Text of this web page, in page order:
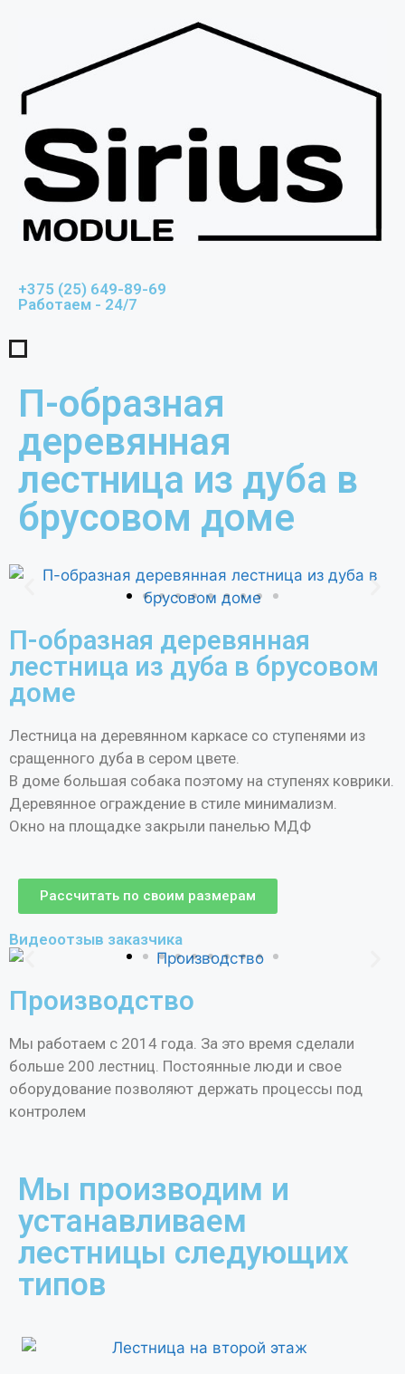
+375 (25) 649-89-69
Работаем - 24/7
П-образная
деревянная
лестница из дуба в
брусовом доме
П-образная деревянная
лестница из дуба в брусовом
доме
Лестница на деревянном каркасе со ступенями из
сращенного дуба в сером цвете.
В доме большая собака поэтому на ступенях коврики.
Деревянное ограждение в стиле минимализм.
Окно на площадке закрыли панелью МДФ
Рассчитать по своим размерам
Видеоотзыв заказчика
Производство
Мы работаем с 2014 года. За это время сделали
больше 200 лестниц. Постоянные люди и свое
оборудование позволяют держать процессы под
контролем
Мы производим и
устанавливаем
лестницы следующих
типов